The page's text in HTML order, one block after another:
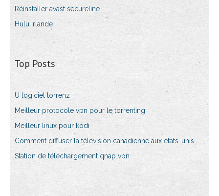
Réinstaller avast secureline
Hulu irlande
Top Posts
U logiciel torrenz
Meilleur protocole vpn pour le torrenting
Meilleur linux pour kodi
Comment diffuser la télévision canadienne aux états-unis
Station de téléchargement qnap vpn